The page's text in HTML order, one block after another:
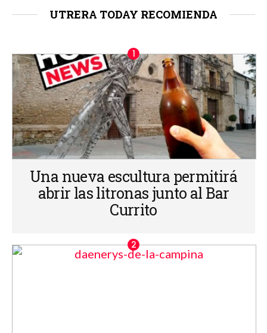
UTRERA TODAY RECOMIENDA
Una nueva escultura permitirá
abrir las litronas junto al Bar
Currito